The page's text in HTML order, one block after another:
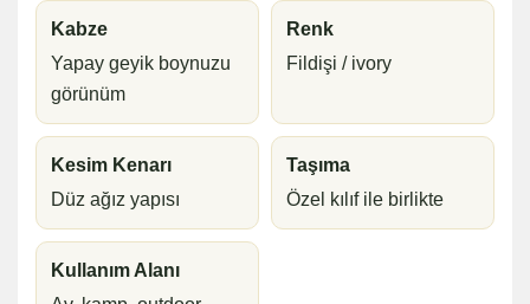
Kabze
Yapay geyik boynuzu
görünüm
Renk
Fildişi / ivory
Kesim Kenarı
Düz ağız yapısı
Taşıma
Özel kılıf ile birlikte
Kullanım Alanı